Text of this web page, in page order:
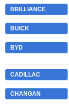
BRILLIANCE
BUICK
BYD
CADILLAC
CHANGAN